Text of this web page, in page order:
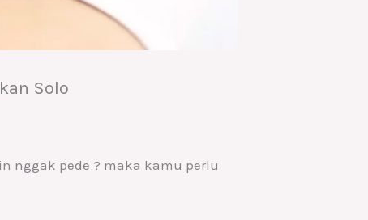
Solo
nggak pede ? maka kamu perlu